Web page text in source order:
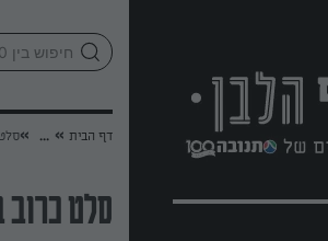
דף הבית »
...
»
סלט כרוב